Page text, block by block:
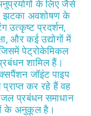
के लिए जैसे
झटका अवशोषण के
उत्कृष्ट प्रदर्शन,
और कई उद्योगों में
पेट्रोकेमिकल
शामिल हैं।
जॉइंट पाइप
कर रहे हैं वह
प्रबंधन समाधान
के अनुकूल है।